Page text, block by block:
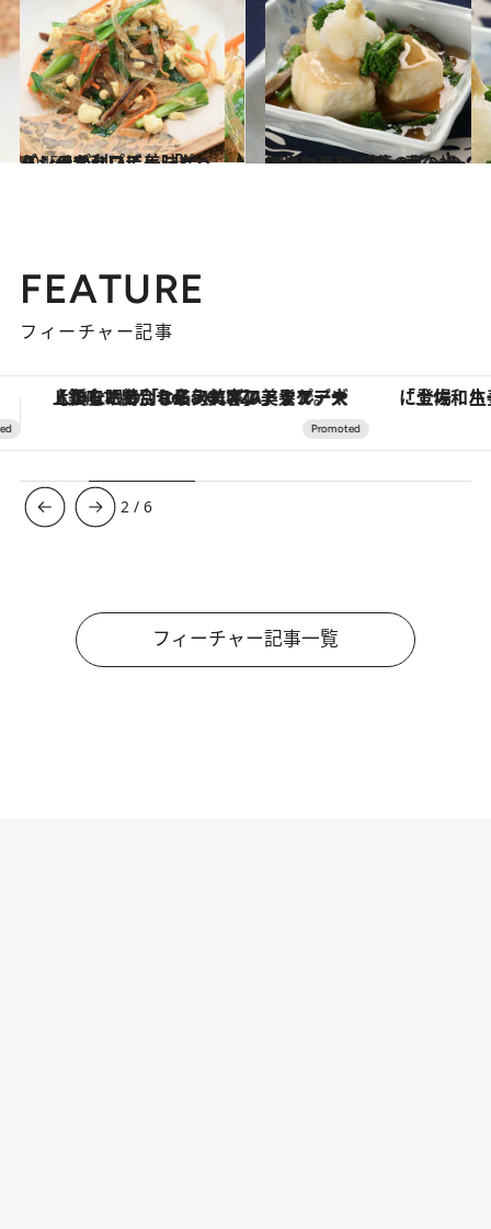
2015.4.23
パンチが利いて美味なヘルシーチャプチェ 「にら」のマクロビレシピ
グルメ 2015.3.13
ふんわりとろり、春の揚げ出し豆腐 「菜の花」のマクロビレシピ
グルメ
FEATURE
フィーチャー記事
「土佐和ハーブかき氷」がOMO7高知に登場！生姜、山椒、大葉など目にも舌にも涼を呼ぶ郷土の味 【夏限定ディナーコース】旬を
3 /6
フィーチャー記事一覧